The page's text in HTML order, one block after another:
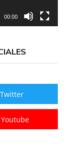
00:00
Twitter
Youtube